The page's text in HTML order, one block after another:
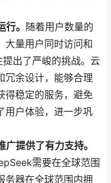
。 随着用户数量的
大量用户同时访问和
出了严峻的挑战。云
冗余设计，能够合理
得稳定的服务，避免
用户体验，进一步巩
提供了有力支持。
需要在全球范围
务器在全球范围内拥